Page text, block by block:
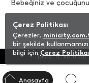
Bebeğiniz ve
alabilirsiniz. Yeni doğan
bezinden banyo
bekliyor. Aldığınız ve
çocukların hassas cildi
zararlı renklendiriciler
zihinsel gelişimine
uygun fiyatlı ürünleri
fazla alternatif sizi
1500 TL ve Üstü
Anasayfa
Çerez Politikası
Çerezler,
bir şekilde
bilgi için Çerez